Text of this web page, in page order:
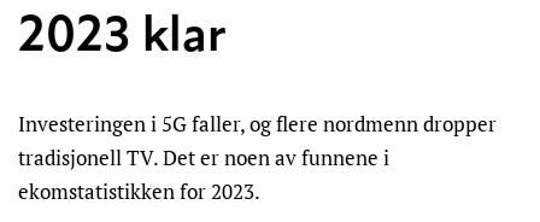
2023 klar
Investeringen i 5G faller, og flere nordmenn dropper
tradisjonell TV. Det er noen av funnene i
ekomstatistikken for 2023.